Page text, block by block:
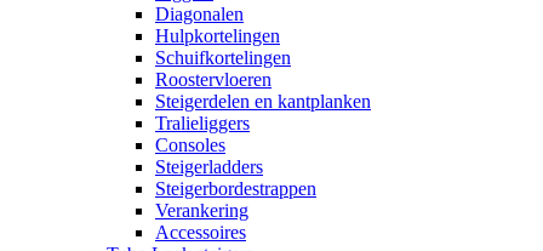
Diagonalen
Hulpkortelingen
Schuifkortelingen
Roostervloeren
Steigerdelen en kantplanken
Tralieliggers
Consoles
Steigerladders
Steigerbordestrappen
Verankering
Accessoires